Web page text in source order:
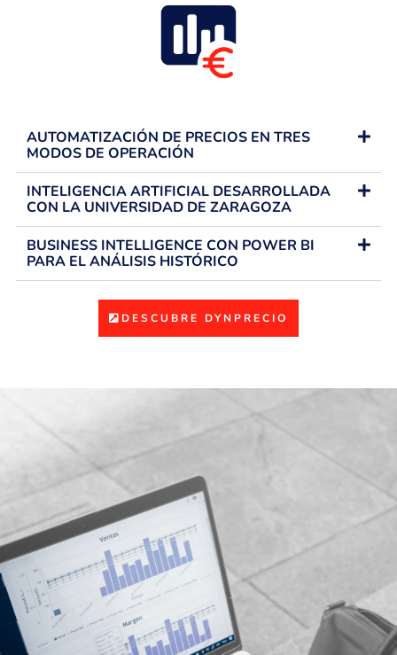
AUTOMATIZACIÓN DE PRECIOS EN TRES
MODOS DE OPERACIÓN
INTELIGENCIA ARTIFICIAL DESARROLLADA
CON LA UNIVERSIDAD DE ZARAGOZA
BUSINESS INTELLIGENCE CON POWER BI
PARA EL ANÁLISIS HISTÓRICO
DESCUBRE DYNPRECIO